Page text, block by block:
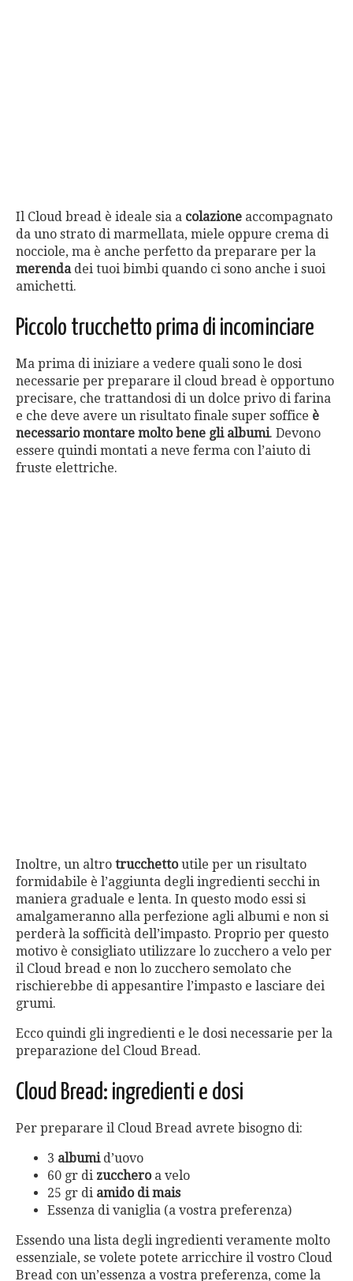
Il Cloud bread è ideale sia a colazione accompagnato
da uno strato di marmellata, miele oppure crema di
nocciole, ma è anche perfetto da preparare per la
merendadei tuoi bimbi quando ci sono anche i suoi
amichetti.
Piccolo trucchetto prima di incominciare
Ma prima di iniziare a vedere quali sono le dosi
necessarie per preparare il cloud bread è opportuno
precisare, che trattandosi di un dolce privo di farina
e che deve avere un risultato finale super soffice è
necessario montare molto bene gli albumi. Devono
essere quindi montati a neve ferma con l’aiuto di
fruste elettriche.
Inoltre, un altro trucchettoutile per un risultato
formidabile è l’aggiunta degli ingredienti secchi in
maniera graduale e lenta. In questo modo essi si
amalgameranno alla perfezione agli albumi e non si
perderà la sofficità dell’impasto. Proprio per questo
motivo è consigliato utilizzare lo zucchero a velo per
il Cloud bread e non lo zucchero semolato che
rischierebbe di appesantire l’impasto e lasciare dei
grumi.
Ecco quindi gli ingredienti e le dosi necessarie per la
preparazione del Cloud Bread.
Cloud Bread: ingredienti e dosi
Per preparare il Cloud Bread avrete bisogno di:
3 albumid’uovo
60 gr di zuccheroa velo
25 gr di amido di mais
Essenza di vaniglia (a vostra preferenza)
Essendo una lista degli ingredienti veramente molto
essenziale, se volete potete arricchire il vostro Cloud
Bread con un’essenza a vostra preferenza, come la